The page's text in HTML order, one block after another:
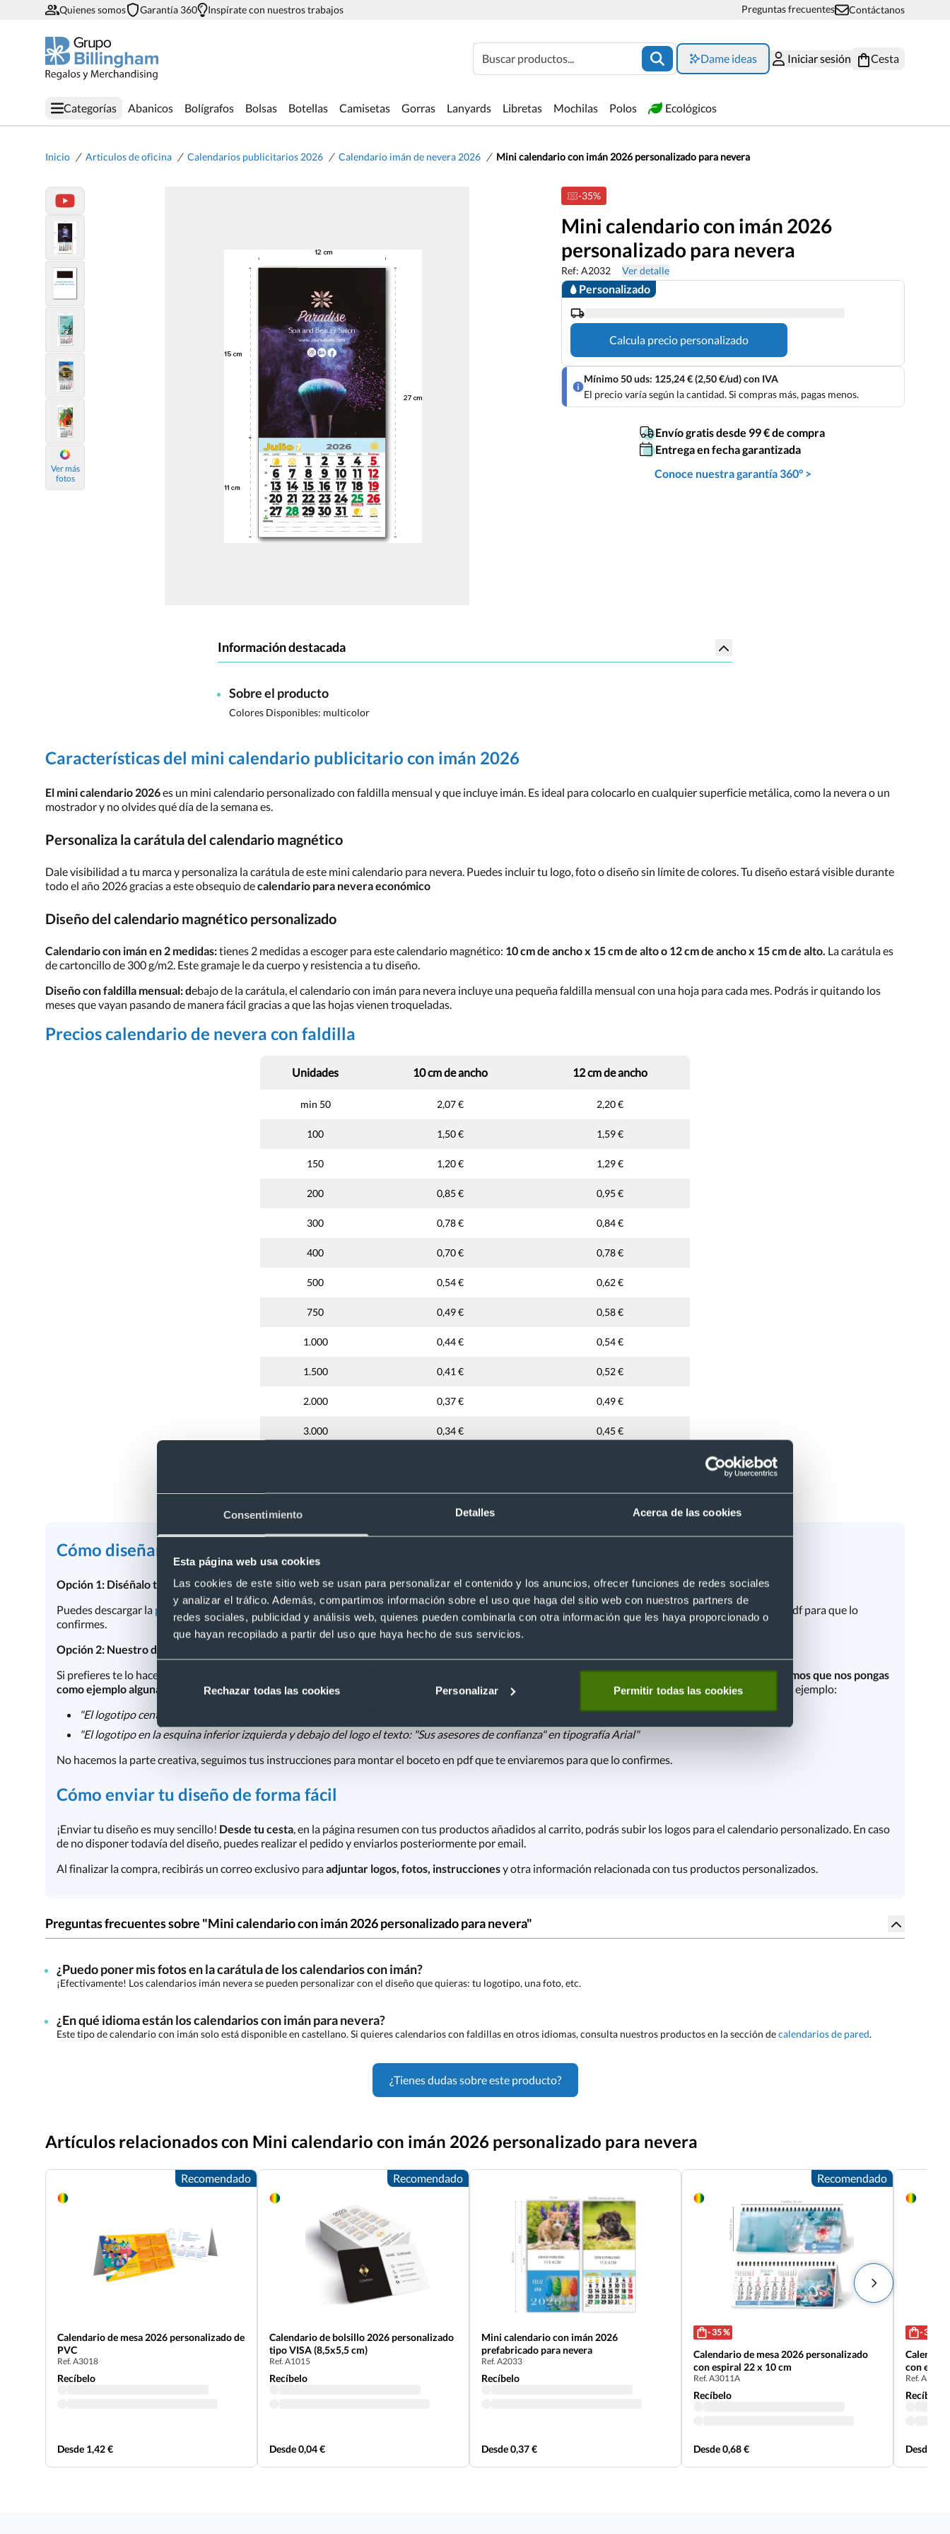
Consentimiento Detalles Acerca de las cookies
Esta página web usa cookies
Las cookies de este sitio web se usan para personalizar el contenido y los anuncios, ofrecer funciones de redes sociales
y analizar el tráfico. Además, compartimos información sobre el uso que haga del sitio web con nuestros partners de
redes sociales, publicidad y análisis web, quienes pueden combinarla con otra información que les haya proporcionado o
que hayan recopilado a partir del uso que haya hecho de sus servicios.
Rechazar todas las cookies Personalizar Permitir todas las cookies
Quienes somos Garantía 360 Inspírate con nuestros trabajos Preguntas frecuentes Contáctanos
Buscar productos... Dame ideas Iniciar sesión Cesta
Categorías Abanicos Bolígrafos Bolsas Botellas Camisetas Gorras Lanyards Libretas Mochilas Polos Ecológicos
Inicio / Articulos de oficina / Calendarios publicitarios 2026 / Calendario imán de nevera 2026 / Mini calendario con imán 2026 personalizado para nevera
Ver más
fotos
-35%
Mini calendario con imán 2026
personalizado para nevera
Ref: A2032 Ver detalle
Personalizado
Calcula precio personalizado
Mínimo 50 uds: 125,24 € (2,50 €/ud) con IVA
El precio varía según la cantidad. Si compras más, pagas menos.
Envío gratis desde 99 € de compra
Entrega en fecha garantizada
Conoce nuestra garantía 360° >
Información destacada
Sobre el producto
Colores Disponibles: multicolor
Características del mini calendario publicitario con imán 2026
El mini calendario 2026es un mini calendario personalizado con faldilla mensual y que incluye imán. Es ideal para colocarlo en cualquier superficie metálica, como la nevera o un
mostrador y no olvides qué día de la semana es.
Personaliza la carátula del calendario magnético
Dale visibilidad a tu marca y personaliza la carátula de este mini calendario para nevera. Puedes incluir tu logo, foto o diseño sin límite de colores. Tu diseño estará visible durante
todo el año 2026 gracias a este obsequio decalendario para nevera económico
Diseño del calendario magnético personalizado
Calendario con imán en 2 medidas:tienes 2 medidas a escoger para este calendario magnético: 10 cm de ancho x 15 cm de alto o 12 cm de ancho x 15 cm de alto. La carátula es
de cartoncillo de 300 g/m2. Este gramaje le da cuerpo y resistencia a tu diseño.
Diseño con faldilla mensual: debajo de la carátula, el calendario con imán para nevera incluye una pequeña faldilla mensual con una hoja para cada mes. Podrás ir quitando los
meses que vayan pasando de manera fácil gracias a que las hojas vienen troqueladas.
Precios calendario de nevera con faldilla
Unidades 10 cm de ancho 12 cm de ancho
min 50 2,07 € 2,20 €
100 1,50 € 1,59 €
150 1,20 € 1,29 €
200 0,85 € 0,95 €
300 0,78 € 0,84 €
400 0,70 € 0,78 €
500 0,54 € 0,62 €
750 0,49 € 0,58 €
1.000 0,44 € 0,54 €
1.500 0,41 € 0,52 €
2.000 0,37 € 0,49 €
3.000 0,34 € 0,45 €
5.000 0,30 €
0,42 €
Precios por unidad sin IVA
Cómo diseñar tu calendario personalizado
Opción 1: Diséñalo tu mismo/a
Puedes descargar la plantilla en blanco
y hacer tu mismo el diseño. Antes de empezar la producción revisaremos tu diseño y te enviaremos un boceto en pdf para que lo
confirmes.
Opción 2: Nuestro departamento de imagen lo diseña
Si prefieres te lo hacemos nosotros ¡totalmente gratis! Solo tienes que indicarnos los detalles la colocación exacta de logos, textos y fotos.Te recomendamos que nos pongas
como ejemplo alguna de las fotos de detalle del producto o dibujes un croquis con la composición del calendario
, explicando bien los detalles cómo por ejemplo:
"El logotipo centrado y grande. Como color de fondo usar azul royal"
"El logotipo en la esquina inferior izquierda y debajo del logo el texto: "Sus asesores de confianza" en tipografía Arial"
No hacemos la parte creativa, seguimos tus instrucciones para montar el boceto en pdf que te enviaremos para que lo confirmes.
Cómo enviar tu diseño de forma fácil
¡Enviar tu diseño es muy sencillo! Desde tu cesta, en la página resumen con tus productos añadidos al carrito, podrás subir los logos para el calendario personalizado. En caso
de no disponer todavía del diseño, puedes realizar el pedido y enviarlos posteriormente por email.
Al finalizar la compra, recibirás un correo exclusivo paraadjuntar logos, fotos, instruccionesy otra información relacionada con tus productos personalizados.
Preguntas frecuentes sobre "Mini calendario con imán 2026 personalizado para nevera"
¿Puedo poner mis fotos en la carátula de los calendarios con imán?
¡Efectivamente! Los calendarios imán nevera se pueden personalizar con el diseño que quieras: tu logotipo, una foto, etc.
¿En qué idioma están los calendarios con imán para nevera?
Este tipo de calendario con imán solo está disponible en castellano. Si quieres calendarios con faldillas en otros idiomas, consulta nuestros productos en la sección decalendarios de pared.
¿Tienes dudas sobre este producto?
Artículos relacionados con Mini calendario con imán 2026 personalizado para nevera
Recomendado
Calendario de mesa 2026 personalizado de
PVC
Ref. A3018
Recíbelo
Desde 1,42 €
Recomendado
Calendario de bolsillo 2026 personalizado
tipo VISA (8,5x5,5 cm)
Ref. A1015
Recíbelo
Desde 0,04 €
Mini calendario con imán 2026
prefabricado para nevera
Ref. A2033
Recíbelo
Desde 0,37 €
Recomendado
- 35 %
Calendario de mesa 2026 personalizado
con espiral 22 x 10 cm
Ref. A3011A
Recíbelo
Desde 0,68 €
- 35 %
con
Ref.
Recíbelo
Desde